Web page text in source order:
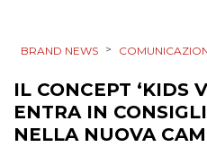
RICERCHE
BRAND NEWS >
IL CONCEPT ‘KIDS
ENTRA IN
NELLA NUOVA